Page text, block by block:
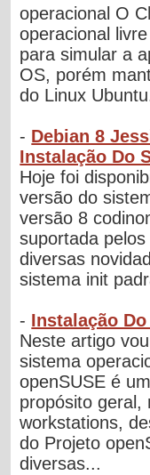
operacional O
operacional
para simular a
OS, porém
do Linux
- Debian 8
Instalação Do
Hoje foi
versão do
versão 8
suportada
diversas
sistema init
- Instalação
Neste artigo
sistema
openSUSE é
propósito geral,
workstations,
do Projeto
diversas...